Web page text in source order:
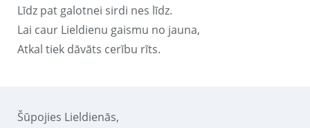
Līdz pat galotnei sirdi nes līdz.
Lai caur Lieldienu gaismu no jauna,
Atkal tiek dāvāts cerību rīts.
Šūpojies Lieldienās,